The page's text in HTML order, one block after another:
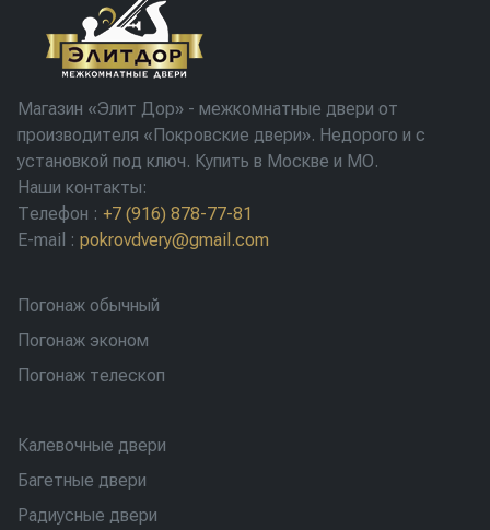
Магазин «Элит Дор» - межкомнатные двери от
производителя «Покровские двери». Недорого и с
установкой под ключ. Купить в Москве и МО.
Наши контакты:
Телефон : +7 (916) 878-77-81
E-mail : pokrovdvery@gmail.com
Погонаж обычный
Погонаж эконом
Погонаж телескоп
Калевочные двери
Багетные двери
Радиусные двери